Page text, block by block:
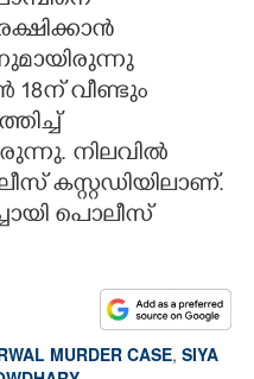
വീണ്ടും
നിലവിൽ
കസ്റ്റഡിയിലാണ്.
പൊലീസ്
MURDER CASE, SIYA